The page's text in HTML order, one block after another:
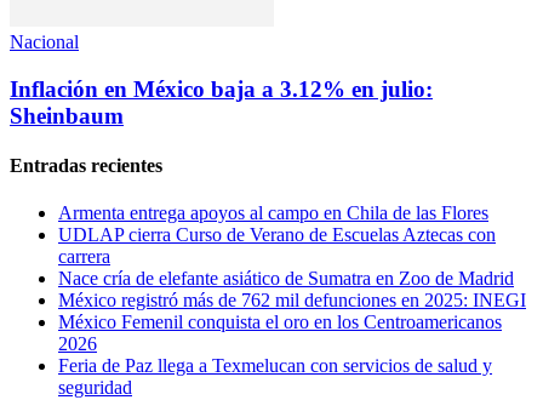
Nacional
Inflación en México baja a 3.12% en julio:
Sheinbaum
Entradas recientes
Armenta entrega apoyos al campo en Chila de las Flores
UDLAP cierra Curso de Verano de Escuelas Aztecas con
carrera
Nace cría de elefante asiático de Sumatra en Zoo de Madrid
México registró más de 762 mil defunciones en 2025: INEGI
México Femenil conquista el oro en los Centroamericanos
2026
Feria de Paz llega a Texmelucan con servicios de salud y
seguridad